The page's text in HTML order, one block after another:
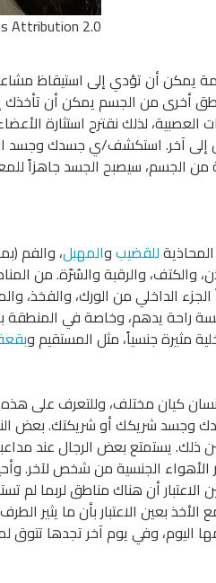
Attribution 2.0.
يمكن أن تؤدي إلى استيقاظ مشاعر
أخرى من الجسم يمكن أن تأخذك
لذلك نقترح استثارة
آخر. استكشف/ي جسدك وجسد
الجسم، سيصبح الجسد جاهزاً
للقضيبوالمهبل، والفم
والكتف، والرقبة والسُرّة. من
الداخلي من الورك، والفخذ،
راحة يدهم، وخاصة في المنطقة
مثيرة جنسياً، مثل المستقيم و
كيان مختلف، وللتعرف على
وجسد شريكك أو شريكتك. بعض
ذلك. يستمتع بعض الرجال عند
الجنسية من شخص لآخر.
أن هناك مناطق لربما لم
بعين الاعتبار بأن ما يثير
اليوم، وفي يوم آخر تجدها تتوق